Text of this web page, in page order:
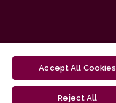
Accept All Cookies
Reject All